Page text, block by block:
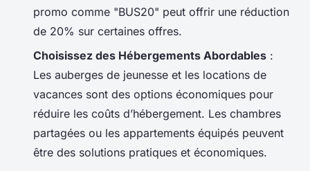
promo comme "BUS20" peut offrir une réduction
de 20% sur certaines offres.
Choisissez des Hébergements Abordables :
Les auberges de jeunesse et les locations de
vacances sont des options économiques pour
réduire les coûts d’hébergement. Les chambres
partagées ou les appartements équipés peuvent
être des solutions pratiques et économiques.